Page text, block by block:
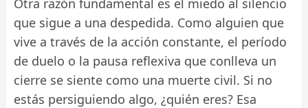
Otra razón fundamental es el miedo al silencio
que sigue a una despedida. Como alguien que
vive a través de la acción constante, el período
de duelo o la pausa reflexiva que conlleva un
cierre se siente como una muerte civil. Si no
estás persiguiendo algo, ¿quién eres? Esa